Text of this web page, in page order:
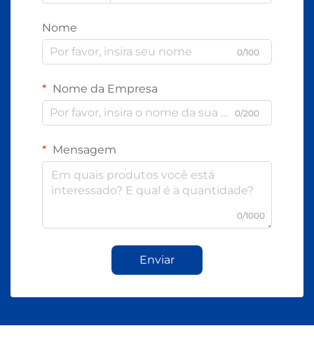
Nome
0/100
Nome da Empresa
0/200
Mensagem
0/1000
Enviar